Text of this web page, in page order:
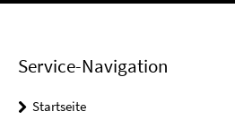
Service-Navigation
Startseite